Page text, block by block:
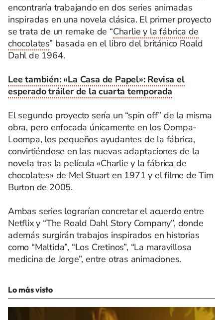
encontraría trabajando en dos series animadas
inspiradas en una novela clásica. El primer proyecto
se trata de un remake de “Charlie y la fábrica de
chocolates” basada en el libro del británico Roald
Dahl de 1964.
Lee también: «La Casa de Papel»: Revisa el
esperado tráiler de la cuarta temporada
El segundo proyecto sería un “spin off” de la misma
obra, pero enfocada únicamente en los Oompa-
Loompa, los pequeños ayudantes de la fábrica,
convirtiéndose en las nuevas adaptaciones de la
novela tras la película «Charlie y la fábrica de
chocolates» de Mel Stuart en 1971 y el filme de Tim
Burton de 2005.
Ambas series lograrían concretar el acuerdo entre
Netflix y “The Roald Dahl Story Company”, donde
además surgirán trabajos inspirados en historias
como “Maltida”, “Los Cretinos”, “La maravillosa
medicina de Jorge”, entre otras animaciones.
Lo más visto